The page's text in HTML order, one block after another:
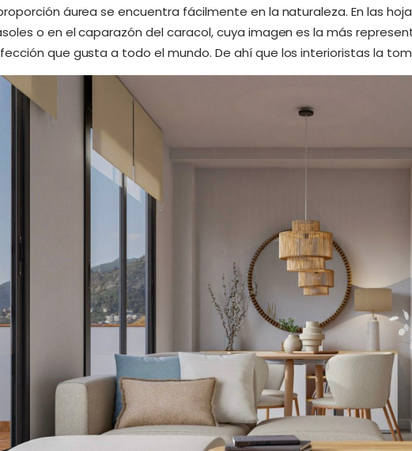
áurea se encuentra fácilmente en la naturaleza. En las
o en el caparazón del caracol, cuya imagen es la más
que gusta a todo el mundo. De ahí que los interioristas la